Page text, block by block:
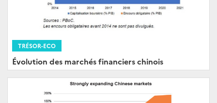
TRÉSOR-ECO
Évolution des marchés financiers chinois